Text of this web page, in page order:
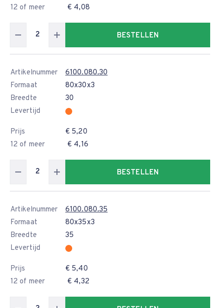
12 of meer
€ 4,08
BESTELLEN
Artikelnummer
6100.080.30
Formaat
80x30x3
Breedte
30
Levertijd
Prijs
€ 5,20
12 of meer
€ 4,16
BESTELLEN
Artikelnummer
6100.080.35
Formaat
80x35x3
Breedte
35
Levertijd
Prijs
€ 5,40
12 of meer
€ 4,32